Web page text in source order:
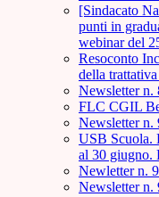
[Sindacato
punti in
webinar del
Resoconto
della
Newsletter n.
FLC CGIL
Newsletter n.
USB Scuola.
al 30 giugno.
Newletter n.
Newsletter n.